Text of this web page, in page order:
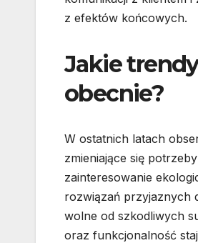
z efektów końcowych.
Jakie
obecnie?
W ostatnich latach
zmieniające się
zainteresowanie
rozwiązań przyjaznych
wolne od szkodliwych
oraz funkcjonalność